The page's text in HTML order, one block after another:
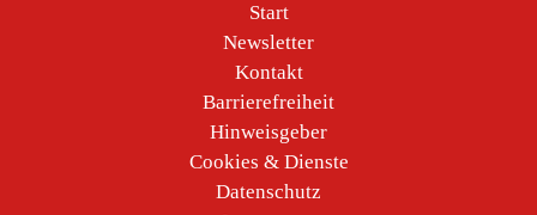
Start
Newsletter
Kontakt
Barrierefreiheit
Hinweisgeber
Cookies & Dienste
Datenschutz